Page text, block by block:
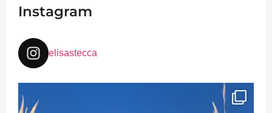
Instagram
elisastecca